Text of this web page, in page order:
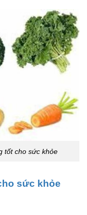
tốt cho sức khỏe
sức khỏe